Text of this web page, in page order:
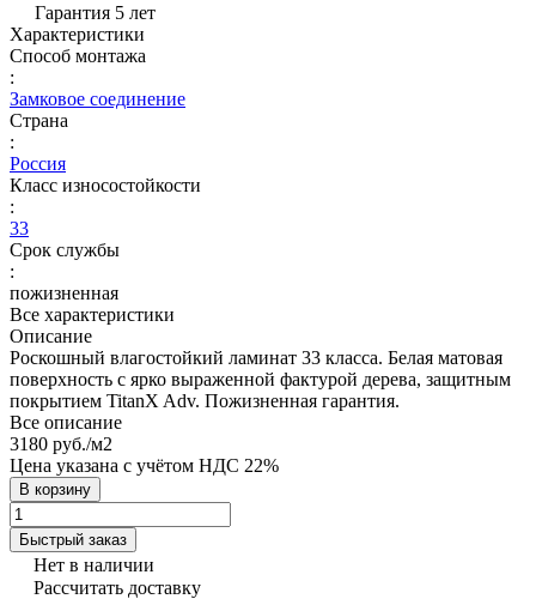
Гарантия 5 лет
Характеристики
Способ монтажа
:
Замковое соединение
Страна
:
Россия
Класс износостойкости
:
33
Срок службы
:
пожизненная
Все характеристики
Описание
Роскошный влагостойкий ламинат 33 класса. Белая матовая
поверхность с ярко выраженной фактурой дерева, защитным
покрытием TitanX Adv. Пожизненная гарантия.
Все описание
3180 руб./м2
Цена указана с учётом НДС 22%
В корзину
Быстрый заказ
Нет в наличии
Рассчитать доставку